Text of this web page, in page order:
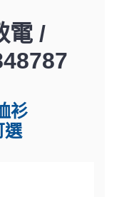
電 /
衫
選